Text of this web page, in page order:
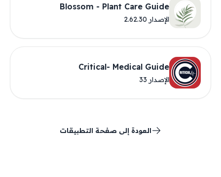
Blossom - Plant Care Guide
الإصدار 2.62.30
Critical- Medical Guide
الإصدار 33
العودة إلى صفحة التطبيقات